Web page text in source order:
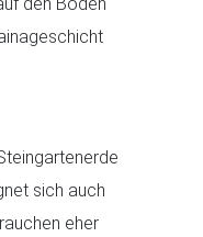
sich auch
eher